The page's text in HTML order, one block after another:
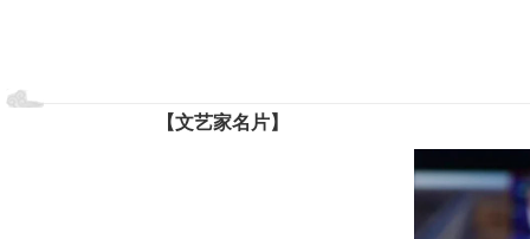
【文艺家名片】